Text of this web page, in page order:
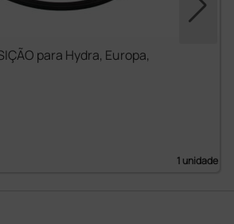
para Hydra, Europa,
1 unidade